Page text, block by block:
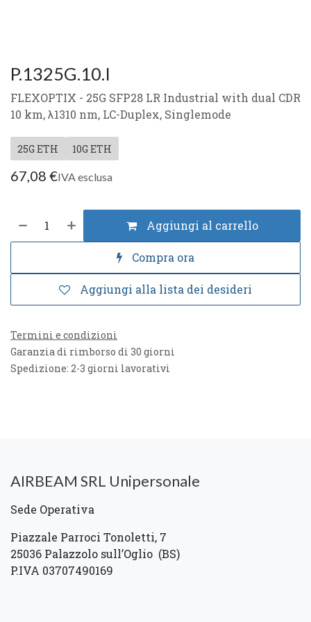
P.1325G.10.I
FLEXOPTIX - 25G SFP28 LR Industrial with dual CDR
10 km, λ1310 nm, LC-Duplex, Singlemode
25G ETH 10G ETH
67,08 €IVA esclusa
Aggiungi al carrello
Compra ora
Aggiungi alla lista dei desideri
Termini e condizioni
Garanzia di rimborso di 30 giorni
Spedizione: 2-3 giorni lavorativi
AIRBEAM SRL Unipersonale
Sede Operativa
Piazzale Parroci Tonoletti, 7
25036 Palazzolo sull’Oglio (BS)
P.IVA 03707490169